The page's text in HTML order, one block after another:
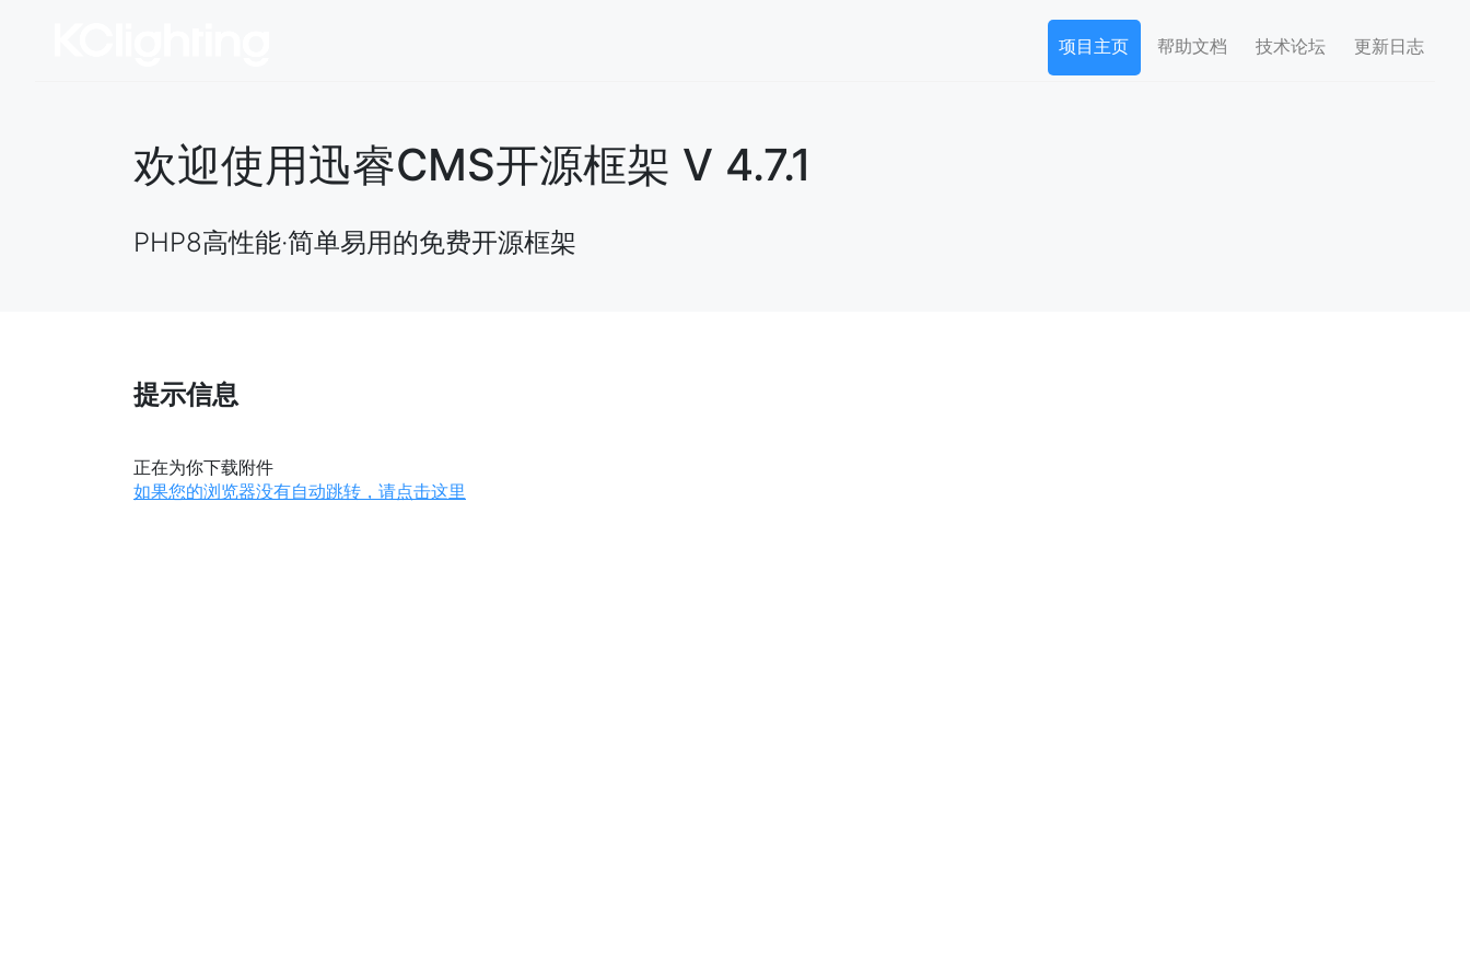
项目主页 帮助文档 技术论坛 更新日志
欢迎使用迅睿CMS开源框架 V 4.7.1
PHP8高性能·简单易用的免费开源框架
提示信息
正在为你下载附件
如果您的浏览器没有自动跳转，请点击这里